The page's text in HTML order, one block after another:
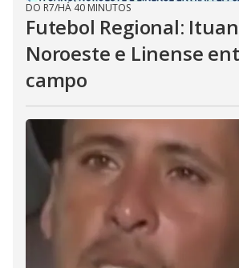
DO R7/HÁ 40 MINUTOS
Futebol Regional:
Noroeste e Linense
campo